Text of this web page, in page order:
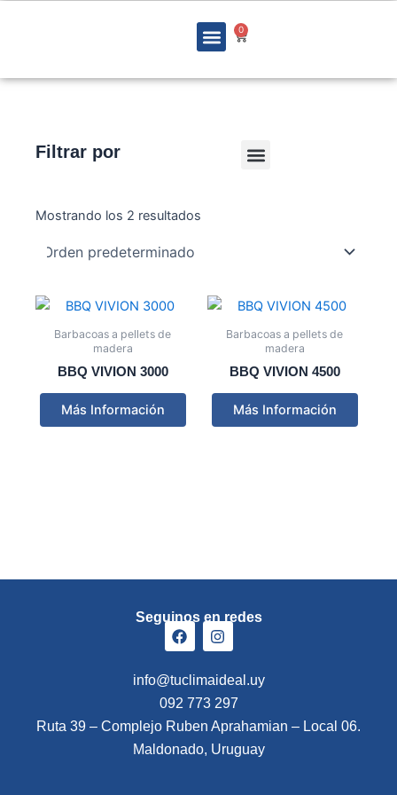
Menu
0
Cart
Filtrar por Menu
Mostrando los 2 resultados
Barbacoas a pellets de
madera
BBQ VIVION 3000
Más Información
Barbacoas a pellets de
madera
BBQ VIVION 4500
Más Información
Seguinos en redes
F
a
e
b
o
k
I
n
s
t
a
r
a
info@tuclimaideal.uy
092 773 297
Ruta 39 – Complejo Ruben Aprahamian – Local 06.
Maldonado, Uruguay